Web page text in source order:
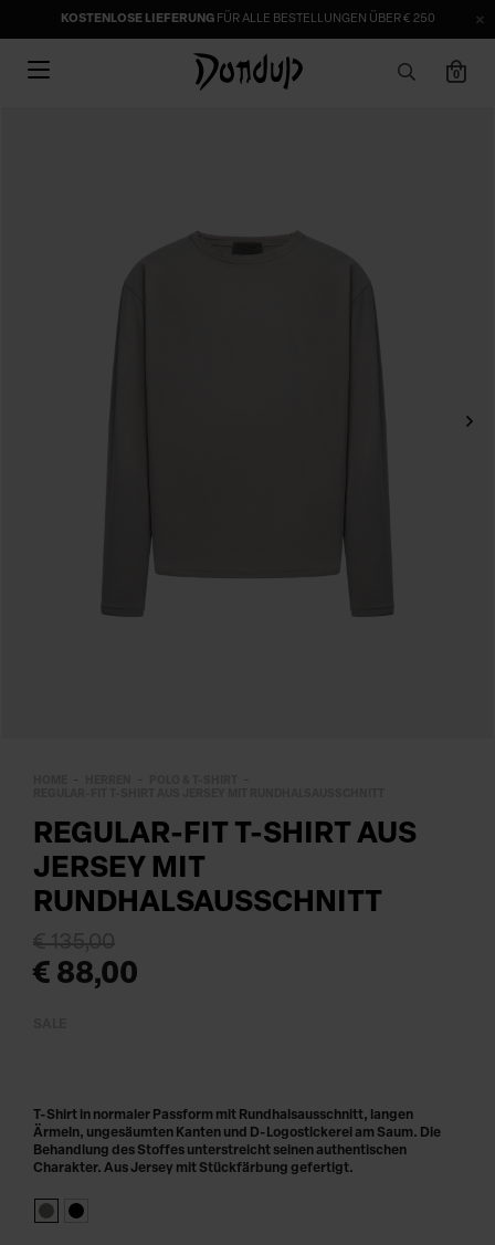
KOSTENLOSE LIEFERUNGFÜR ALLE BESTELLUNGEN ÜBER € 250
0
REGULAR-FIT T-SHIRT AUS
JERSEY MIT
RUNDHALSAUSSCHNITT
€ 88,00
€ 135,00
T-Shirt in normaler Passform mit Rundhalsausschnitt, langen
Ärmeln, ungesäumten Kanten und D-Logostickerei am Saum. Die
Behandlung des Stoffes unterstreicht seinen authentischen
Charakter. Aus Jersey mit Stückfärbung gefertigt.